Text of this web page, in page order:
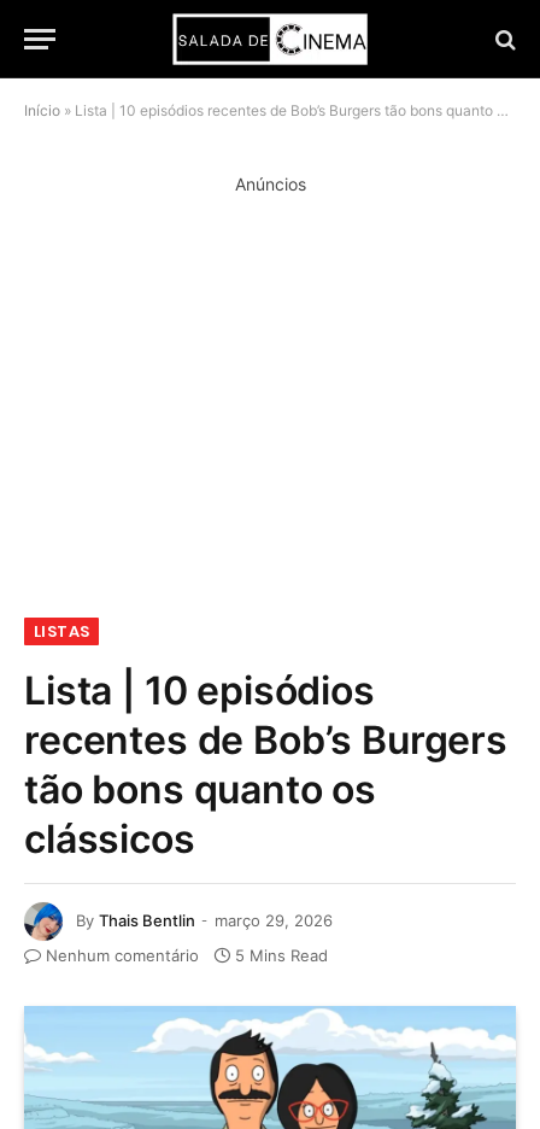
Início » Lista | 10 episódios recentes de Bob’s Burgers tão bons quanto os clássicos
Anúncios
LISTAS
Lista | 10 episódios
recentes de Bob’s Burgers
tão bons quanto os
clássicos
By Thais Bentlin
março 29, 2026
Nenhum comentário
5 Mins Read